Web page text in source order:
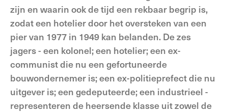
zijn en waarin ook de tijd een rekbaar begrip is,
zodat een hotelier door het oversteken van een
pier van 1977 in 1949 kan belanden. De zes
jagers - een kolonel; een hotelier; een ex-
communist die nu een gefortuneerde
bouwondernemer is; een ex-politieprefect die nu
uitgever is; een gedeputeerde; een industrieel -
representeren de heersende klasse uit zowel de